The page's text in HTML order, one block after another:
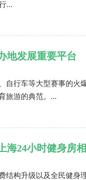
...
地发展重要平台
自行车等大型赛事的火
旅游的典范。...
海24小时健身房
结构升级以及全民健身